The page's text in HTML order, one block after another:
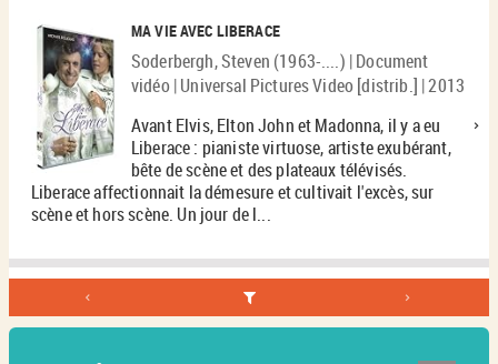
MA VIE AVEC LIBERACE
Soderbergh, Steven (1963-....) | Document
vidéo | Universal Pictures Video [distrib.] | 2013
Avant Elvis, Elton John et Madonna, il y a eu
Liberace : pianiste virtuose, artiste exubérant,
bête de scène et des plateaux télévisés.
Liberace affectionnait la démesure et cultivait l'excès, sur
scène et hors scène. Un jour de l...